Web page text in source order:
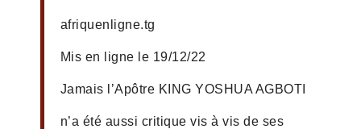
afriquenligne.tg
Mis en ligne le 19/12/22
Jamais l’Apôtre KING YOSHUA AGBOTI
n’a été aussi critique vis à vis de ses